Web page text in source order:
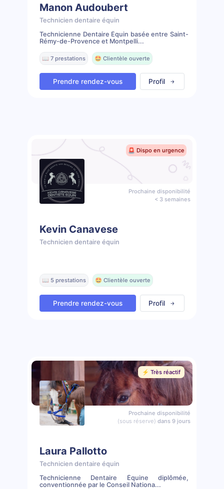
Manon Audoubert
Technicien dentaire équin
Technicienne Dentaire Équin basée entre Saint-
Rémy-de-Provence et Montpelli...
📖 7 prestations 🤩 Clientèle ouverte
Prendre rendez-vous Profil
🚨 Dispo en urgence
Prochaine disponibilité
< 3 semaines
Kevin Canavese
Technicien dentaire équin
📖 5 prestations 🤩 Clientèle ouverte
Prendre rendez-vous Profil
⚡️ Très réactif
Prochaine disponibilité
(sous réserve) dans 9 jours
Laura Pallotto
Technicien dentaire équin
Technicienne Dentaire Équine diplômée,
conventionnée par le Conseil Nationa...